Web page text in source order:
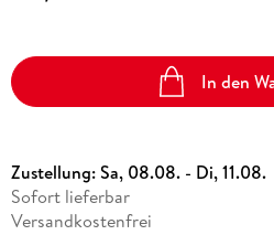
In den
Zustellung:Sa, 08.08. - Di, 11.08.
Sofort lieferbar
Versandkostenfrei